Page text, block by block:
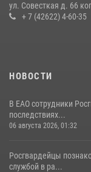
08 июля 2026, 04:54
ул. Совесткая д. 66
+ 7 (42622) 4-60-35
НОВОСТИ
В ЕАО сотрудники
последствиях...
06 августа 2026, 01:32
Росгвардейцы
службой в ра...